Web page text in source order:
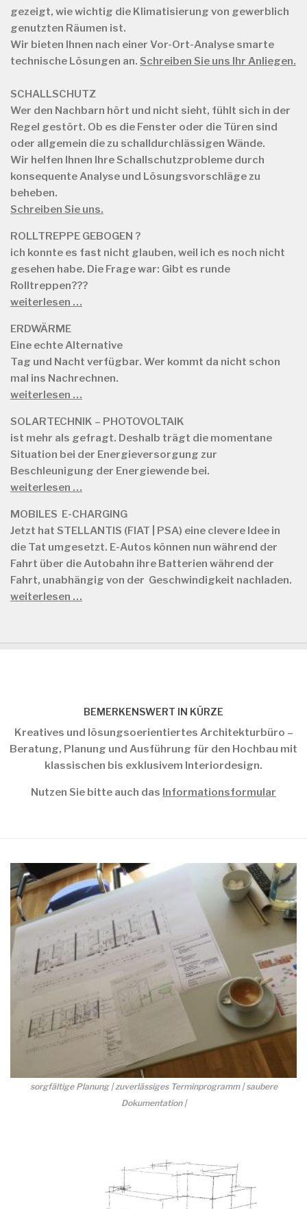
gezeigt, wie wichtig die Klimatisierung von gewerblich
genutzten Räumen ist.
Wir bieten Ihnen nach einer Vor-Ort-Analyse smarte
technische Lösungen an. Schreiben Sie uns Ihr Anliegen.
SCHALLSCHUTZ
Wer den Nachbarn hört und nicht sieht, fühlt sich in der
Regel gestört. Ob es die Fenster oder die Türen sind
oder allgemein die zu schalldurchlässigen Wände.
Wir helfen Ihnen Ihre Schallschutzprobleme durch
konsequente Analyse und Lösungsvorschläge zu
beheben.
Schreiben Sie uns.
ROLLTREPPE GEBOGEN ?
ich konnte es fast nicht glauben, weil ich es noch nicht
gesehen habe. Die Frage war: Gibt es runde
Rolltreppen???
weiterlesen …
ERDWÄRME
Eine echte Alternative
Tag und Nacht verfügbar. Wer kommt da nicht schon
mal ins Nachrechnen.
weiterlesen …
SOLARTECHNIK – PHOTOVOLTAIK
ist mehr als gefragt. Deshalb trägt die momentane
Situation bei der Energieversorgung zur
Beschleunigung der Energiewende bei.
weiterlesen …
MOBILES E-CHARGING
Jetzt hat STELLANTIS (FIAT | PSA) eine clevere Idee in
die Tat umgesetzt. E-Autos können nun während der
Fahrt über die Autobahn ihre Batterien während der
Fahrt, unabhängig von der Geschwindigkeit nachladen.
weiterlesen …
BEMERKENSWERT IN KÜRZE
Kreatives und lösungsoerientiertes Architekturbüro –
Beratung, Planung und Ausführung für den Hochbau mit
klassischen bis exklusivem Interiordesign.
Nutzen Sie bitte auch das Informationsformular
sorgfältige Planung | zuverlässiges Terminprogramm | saubere
Dokumentation |